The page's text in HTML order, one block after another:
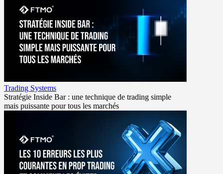
Trading Systems
Stratégie Inside Bar : une technique de trading simple
mais puissante pour tous les marchés